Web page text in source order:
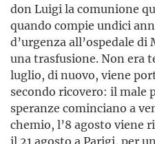
don Luigi la comunione
quando compie undici
d’urgenza all’ospedale
una trasfusione. Non era
luglio, di nuovo, viene
secondo ricovero: il male
speranze cominciano a
chemio, l’8 agosto viene
il 21 agosto a Parigi, per